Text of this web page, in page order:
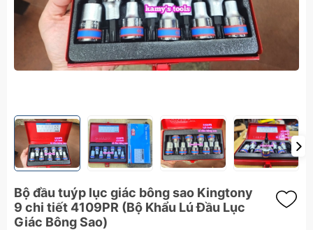
Bộ đầu tuýp lục giác bông sao Kingtony
9 chi tiết 4109PR (Bộ Khẩu Lú Đầu Lục
Giác Bông Sao)